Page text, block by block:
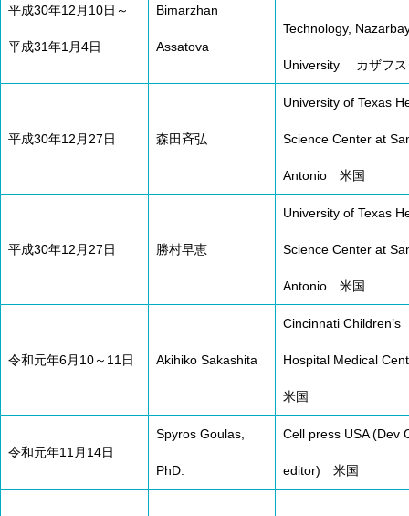
平成30年12月10日～
平成31年1月4日
Bimarzhan
Assatova
Technology,
University カザフス
平成30年12月27日 森田斉弘
University of Texas
Science Center at
Antonio 米国
平成30年12月27日 勝村早恵
University of Texas
Science Center at
Antonio 米国
令和元年6月10～11日 Akihiko Sakashita
Cincinnati Children’s
Hospital Medical
米国
令和元年11月14日
Spyros Goulas,
PhD.
Cell press USA (Dev
editor) 米国